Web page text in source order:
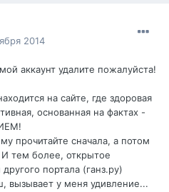
2014
аккаунт удалите пожалуйста!
на сайте, где здоровая
основанная на фактах -
прочитайте сначала, а потом
тем более, открытое
портала (ганз.ру)
вызывает у меня удивление...